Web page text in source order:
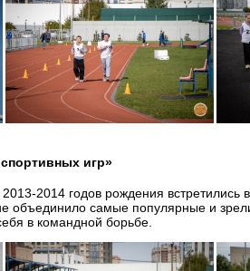
игр»
2014 годов рождения встретились
объединило самые популярные и
в командной борьбе.